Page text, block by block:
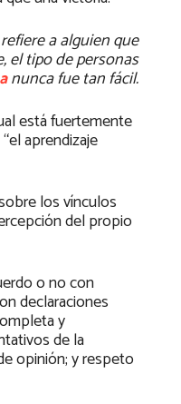
a alguien que
el tipo de personas
nunca fue tan fácil.
está fuertemente
aprendizaje
los vínculos
del propio
o no con
declaraciones
y
de la
opinión; y respeto